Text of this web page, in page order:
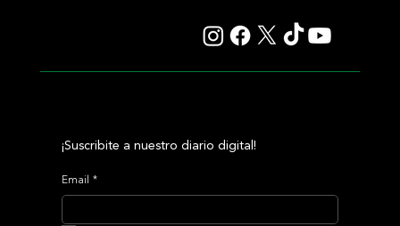
¡Suscribite a nuestro diario digital!
Email *